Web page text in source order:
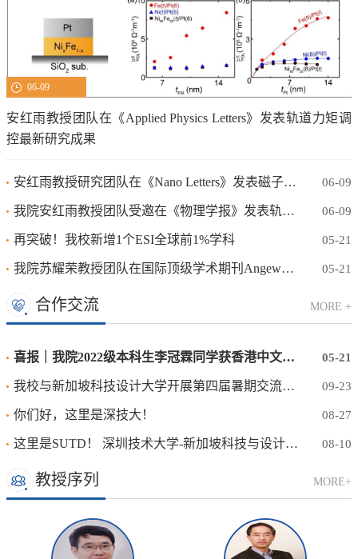
06-09
安红雨教授团队在《Applied Physics Letters》发表轨道力矩调
控最新研究成果
安红雨教授研究团队在《Nano Letters》发表磁子介导轨道力矩重要突破 06-09
我院安红雨教授团队受邀在《物理学报》发表轨道电子学系统综述论文 06-09
再突破！我校新增1个ESI全球前1%学科 05-21
我院苏耀荣教授团队在国际顶级学术期刊Angewandte Chemie International Edition（Nature Index期刊）上发表最新研究成果！ 05-21
合作交流 MORE +
喜报｜我院2022级本科生李冠霖同学获香港中文大学（深圳）全额奖学金直接攻读博士学位 05-21
我校与新加坡科技设计大学开展第四届暑期交流项目 09-23
你们好，这里是深技大！ 08-27
这里是SUTD！ 深圳技术大学-新加坡科技与设计大学“设计能源系统（DES)”暑期交流完美收官！ 08-10
教授序列 MORE+